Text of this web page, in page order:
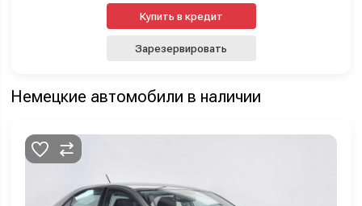
Купить в кредит
Зарезервировать
Немецкие автомобили в наличии